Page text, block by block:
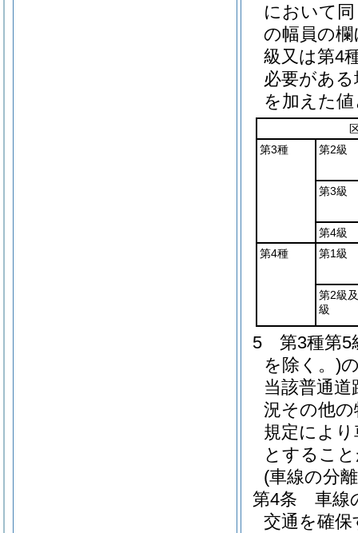
において
の幅員の
級又は第4
必要があ
を加えた
第3種
第2級
第3級
第4級
第4種
第1級
第2級
級
5
第3種第5
を除く。)
当該普通
況その他
規定によ
とするこ
(車線の分
第4条
車線
交通を確